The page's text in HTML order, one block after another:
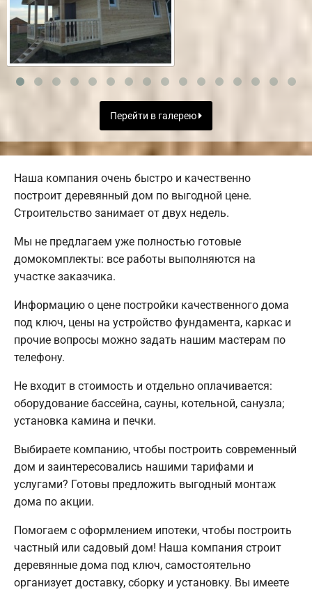
Перейти в галерею
Наша компания очень быстро и качественно
построит деревянный дом по выгодной цене.
Строительство занимает от двух недель.
Мы не предлагаем уже полностью готовые
домокомплекты: все работы выполняются на
участке заказчика.
Информацию о цене постройки качественного дома
под ключ, цены на устройство фундамента, каркас и
прочие вопросы можно задать нашим мастерам по
телефону.
Не входит в стоимость и отдельно оплачивается:
оборудование бассейна, сауны, котельной, санузла;
установка камина и печки.
Выбираете компанию, чтобы построить современный
дом и заинтересовались нашими тарифами и
услугами? Готовы предложить выгодный монтаж
дома по акции.
Помогаем с оформлением ипотеки, чтобы построить
частный или садовый дом! Наша компания строит
деревянные дома под ключ, самостоятельно
организует доставку, сборку и установку. Вы имеете